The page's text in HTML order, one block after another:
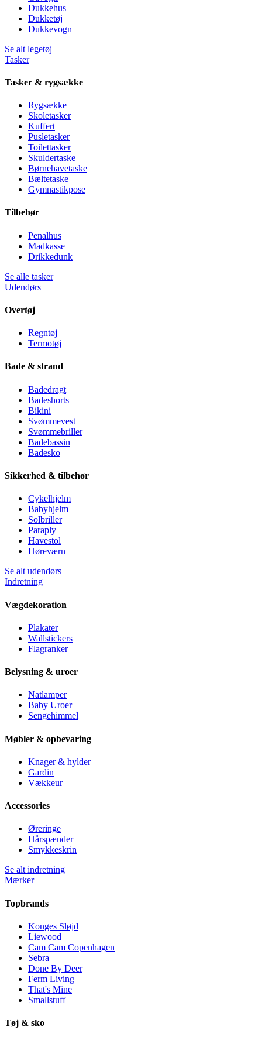
Dukkehus
Dukketøj
Dukkevogn
Se alt legetøj
Tasker
Tasker & rygsække
Rygsække
Skoletasker
Kuffert
Pusletasker
Toilettasker
Skuldertaske
Børnehavetaske
Bæltetaske
Gymnastikpose
Tilbehør
Penalhus
Madkasse
Drikkedunk
Se alle tasker
Udendørs
Overtøj
Regntøj
Termotøj
Bade & strand
Badedragt
Badeshorts
Bikini
Svømmevest
Svømmebriller
Badebassin
Badesko
Sikkerhed & tilbehør
Cykelhjelm
Babyhjelm
Solbriller
Paraply
Havestol
Høreværn
Se alt udendørs
Indretning
Vægdekoration
Plakater
Wallstickers
Flagranker
Belysning & uroer
Natlamper
Baby Uroer
Sengehimmel
Møbler & opbevaring
Knager & hylder
Gardin
Vækkeur
Accessories
Øreringe
Hårspænder
Smykkeskrin
Se alt indretning
Mærker
Topbrands
Konges Sløjd
Liewood
Cam Cam Copenhagen
Sebra
Done By Deer
Ferm Living
That's Mine
Smallstuff
Tøj & sko